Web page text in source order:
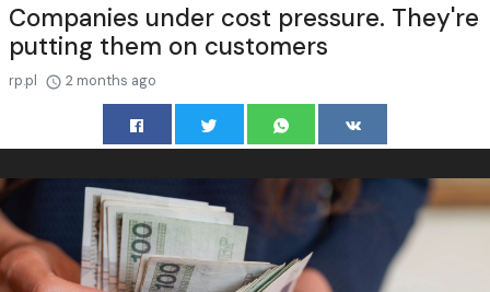
Companies under cost pressure. They're
putting them on customers
rp.pl 2 months ago